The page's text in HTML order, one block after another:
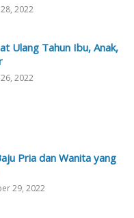
2022
Ulang Tahun Ibu, Anak,
2022
Pria dan Wanita yang
29, 2022